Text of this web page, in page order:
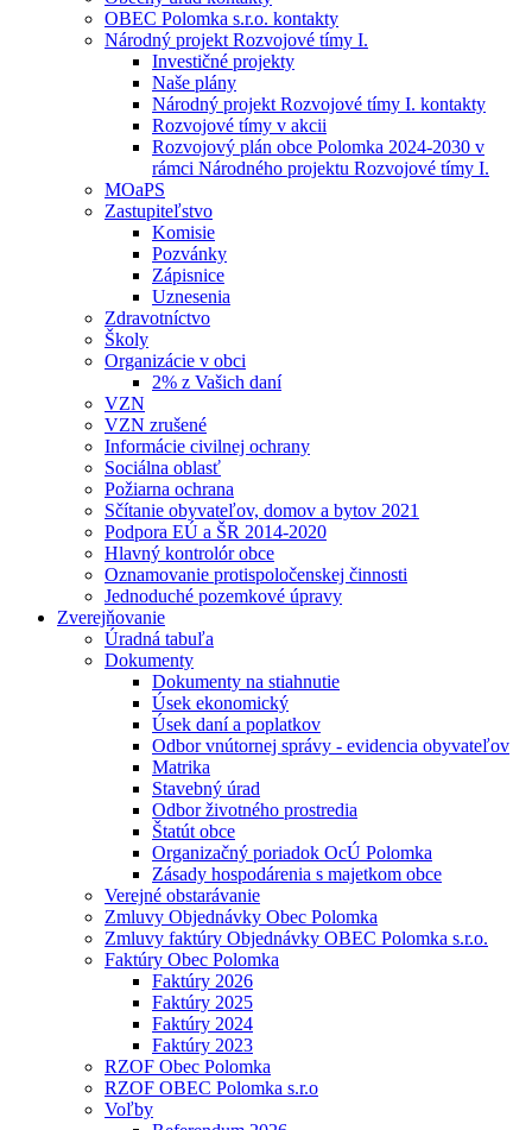
OBEC Polomka s.r.o. kontakty
Národný projekt Rozvojové tímy I.
Investičné projekty
Naše plány
Národný projekt Rozvojové tímy I. kontakty
Rozvojové tímy v akcii
Rozvojový plán obce Polomka 2024-2030 v
rámci Národného projektu Rozvojové tímy I.
MOaPS
Zastupiteľstvo
Komisie
Pozvánky
Zápisnice
Uznesenia
Zdravotníctvo
Školy
Organizácie v obci
2% z Vašich daní
VZN
VZN zrušené
Informácie civilnej ochrany
Sociálna oblasť
Požiarna ochrana
Sčítanie obyvateľov, domov a bytov 2021
Podpora EÚ a ŠR 2014-2020
Hlavný kontrolór obce
Oznamovanie protispoločenskej činnosti
Jednoduché pozemkové úpravy
Zverejňovanie
Úradná tabuľa
Dokumenty
Dokumenty na stiahnutie
Úsek ekonomický
Úsek daní a poplatkov
Odbor vnútornej správy - evidencia obyvateľov
Matrika
Stavebný úrad
Odbor životného prostredia
Štatút obce
Organizačný poriadok OcÚ Polomka
Zásady hospodárenia s majetkom obce
Verejné obstarávanie
Zmluvy Objednávky Obec Polomka
Zmluvy faktúry Objednávky OBEC Polomka s.r.o.
Faktúry Obec Polomka
Faktúry 2026
Faktúry 2025
Faktúry 2024
Faktúry 2023
RZOF Obec Polomka
RZOF OBEC Polomka s.r.o
Voľby